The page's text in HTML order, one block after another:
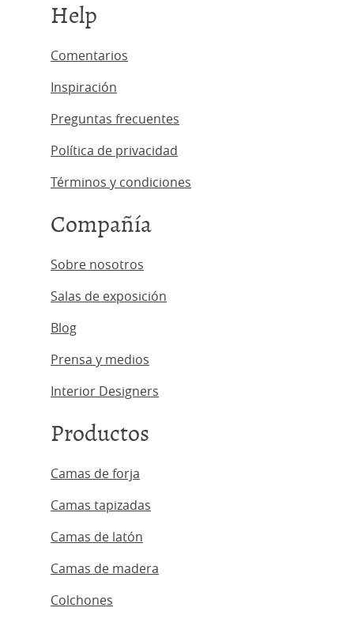
Help
Comentarios
Inspiración
Preguntas frecuentes
Política de privacidad
Términos y condiciones
Compañía
Sobre nosotros
Salas de exposición
Blog
Prensa y medios
Interior Designers
Productos
Camas de forja
Camas tapizadas
Camas de latón
Camas de madera
Colchones